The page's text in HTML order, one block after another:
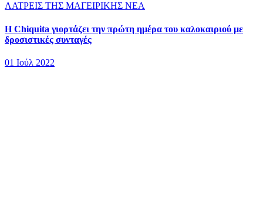
ΛΑΤΡΕΙΣ ΤΗΣ ΜΑΓΕΙΡΙΚΗΣ ΝΕΑ
Η Chiquita γιορτάζει την πρώτη ημέρα του καλοκαιριού με
δροσιστικές συνταγές
01 Ιούλ 2022